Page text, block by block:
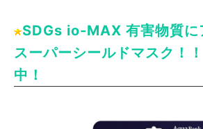
SDGs io-MAX 有害物質に
スーパーシールドマスク！
中！